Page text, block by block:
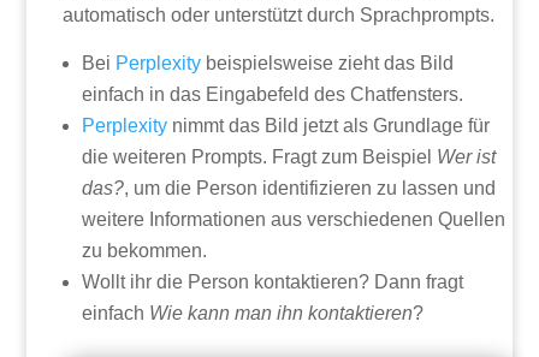
automatisch oder unterstützt durch Sprachprompts.
Bei Perplexity beispielsweise zieht das Bild
einfach in das Eingabefeld des Chatfensters.
Perplexity nimmt das Bild jetzt als Grundlage für
die weiteren Prompts. Fragt zum Beispiel Wer ist
das?, um die Person identifizieren zu lassen und
weitere Informationen aus verschiedenen Quellen
zu bekommen.
Wollt ihr die Person kontaktieren? Dann fragt
einfach Wie kann man ihn kontaktieren?